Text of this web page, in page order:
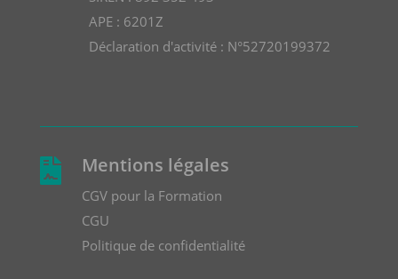
APE : 6201Z
Déclaration d'activité : N°52720199372
 Mentions légales
CGV pour la Formation
CGU
Politique de confidentialité